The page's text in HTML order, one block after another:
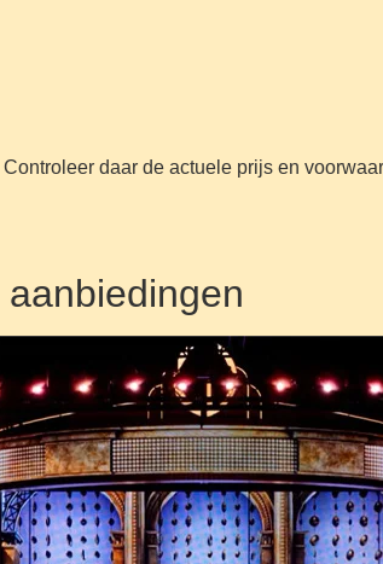
daar de actuele prijs en